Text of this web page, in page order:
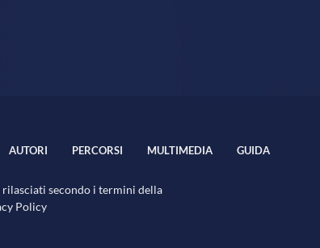
AUTORI PERCORSI MULTIMEDIA GUIDA
secondo i termini della
Policy